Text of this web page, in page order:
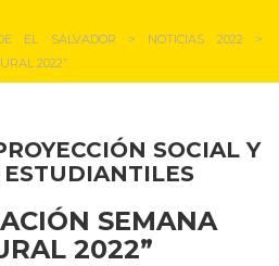
EL SALVADOR > NOTICIAS 2022>
2022”
SOCIAL Y
ESTUDIANTILES
SEMANA
2022”